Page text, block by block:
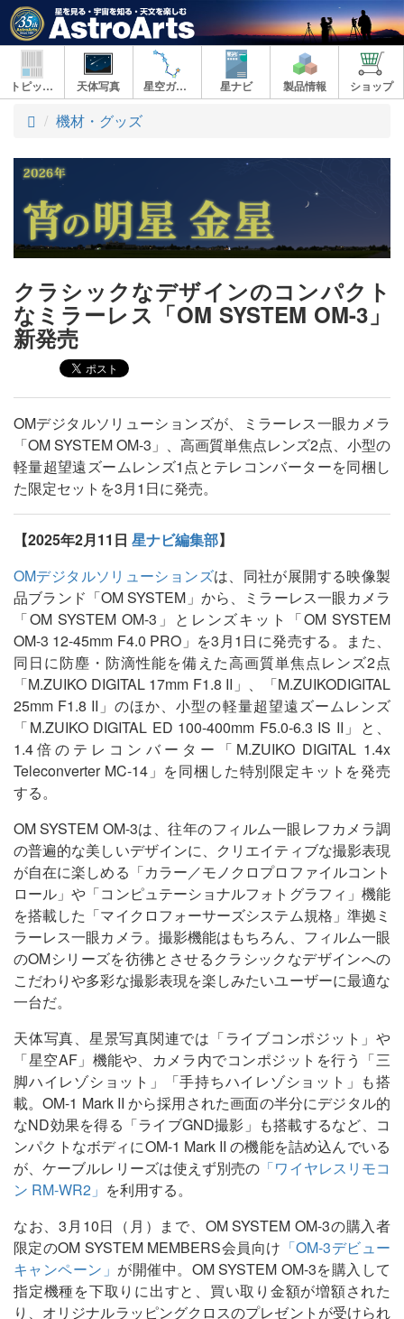
トピックス 天体写真 星空ガイド 星ナビ 製品情報 ショップ
ト
プ
機材・グッズ
クラシックなデザインのコンパクト
なミラーレス「OM SYSTEM OM-3」
新発売
OMデジタルソリューションズが、ミラーレス一眼カメラ
「OM SYSTEM OM-3」、高画質単焦点レンズ2点、小型の
軽量超望遠ズームレンズ1点とテレコンバーターを同梱し
た限定セットを3月1日に発売。
【2025年2月11日 星ナビ編集部】
OMデジタルソリューションズは、同社が展開する映像製
品ブランド「OM SYSTEM」から、ミラーレス一眼カメラ
「OM SYSTEM OM-3」とレンズキット「OM SYSTEM
OM-3 12-45mm F4.0 PRO」を3月1日に発売する。また、
同日に防塵・防滴性能を備えた高画質単焦点レンズ2点
「M.ZUIKO DIGITAL 17mm F1.8 II」、「M.ZUIKODIGITAL
25mm F1.8 II」のほか、小型の軽量超望遠ズームレンズ
「M.ZUIKO DIGITAL ED 100-400mm F5.0-6.3 IS II」と、
1.4倍のテレコンバーター「M.ZUIKO DIGITAL 1.4x
Teleconverter MC-14」を同梱した特別限定キットを発売
する。
OM SYSTEM OM-3は、往年のフィルム一眼レフカメラ調
の普遍的な美しいデザインに、クリエイティブな撮影表現
が自在に楽しめる「カラー／モノクロプロファイルコント
ロール」や「コンピュテーショナルフォトグラフィ」機能
を搭載した「マイクロフォーサーズシステム規格」準拠ミ
ラーレス一眼カメラ。撮影機能はもちろん、フィルム一眼
のOMシリーズを彷彿とさせるクラシックなデザインへの
こだわりや多彩な撮影表現を楽しみたいユーザーに最適な
一台だ。
天体写真、星景写真関連では「ライブコンポジット」や
「星空AF」機能や、カメラ内でコンポジットを行う「三
脚ハイレゾショット」「手持ちハイレゾショット」も搭
載。OM-1 Mark II から採用された画面の半分にデジタル的
なND効果を得る「ライブGND撮影」も搭載するなど、コ
ンパクトなボディにOM-1 Mark II の機能を詰め込んでいる
が、ケーブルレリーズは使えず別売の 「ワイヤレスリモコ
ン RM-WR2」 を利用する。
なお、3月10日（月）まで、OM SYSTEM OM-3の購入者
限定のOM SYSTEM MEMBERS会員向け 「OM-3デビュー
キャンペーン」 が開催中。OM SYSTEM OM-3を購入して
指定機種を下取りに出すと、買い取り金額が増額された
り、オリジナルラッピングクロスのプレゼントが受けられ